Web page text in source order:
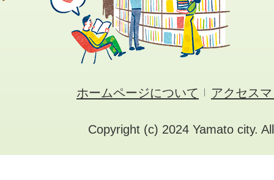
ホームページについて アクセス
Copyright (c) 2024 Yamato city.